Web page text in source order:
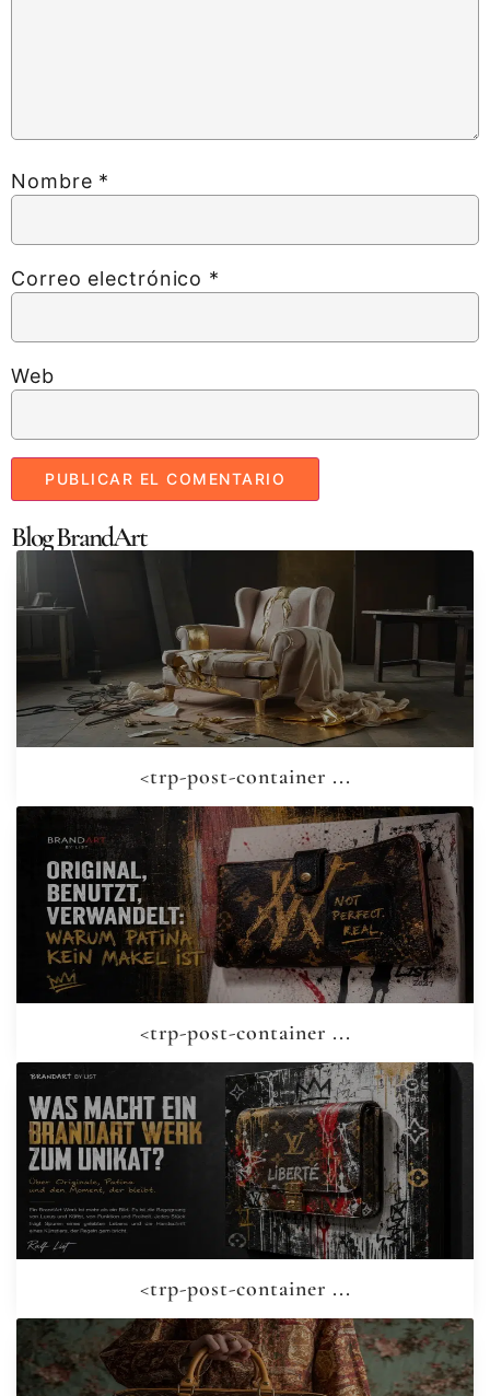
Nombre *
Correo electrónico *
Web
Blog BrandArt
<trp-post-container ...
<trp-post-container ...
<trp-post-container ...